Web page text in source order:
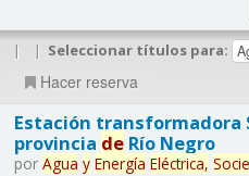
| | Seleccionar títulos para:
Hacer reserva
Estación transformadora
provincia deRío Negro
por Agua y Energía Eléctrica,